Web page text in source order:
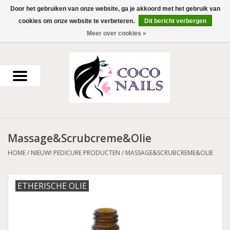
0 Artikelen - €0,00
Uv Gel
Acrylpoeder
Werkmateriaal
Massage&Scrubcreme&Olie
HOME/ NIEUW! PEDICURE PRODUCTEN / MASSAGE&SCRUBCREME&OLIE
ETHERISCHE OLIE
Door het gebruiken van onze website, ga je akkoord met het gebruik van
cookies om onze website te verbeteren.
Dit bericht verbergen
Meer over cookies »